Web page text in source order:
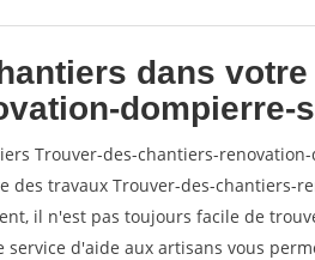
dans
dompierre-
Trouver-des-chantiers-
des travaux Trouver-des-chantiers-
il n'est pas toujours facile de
d'aide aux artisans vous